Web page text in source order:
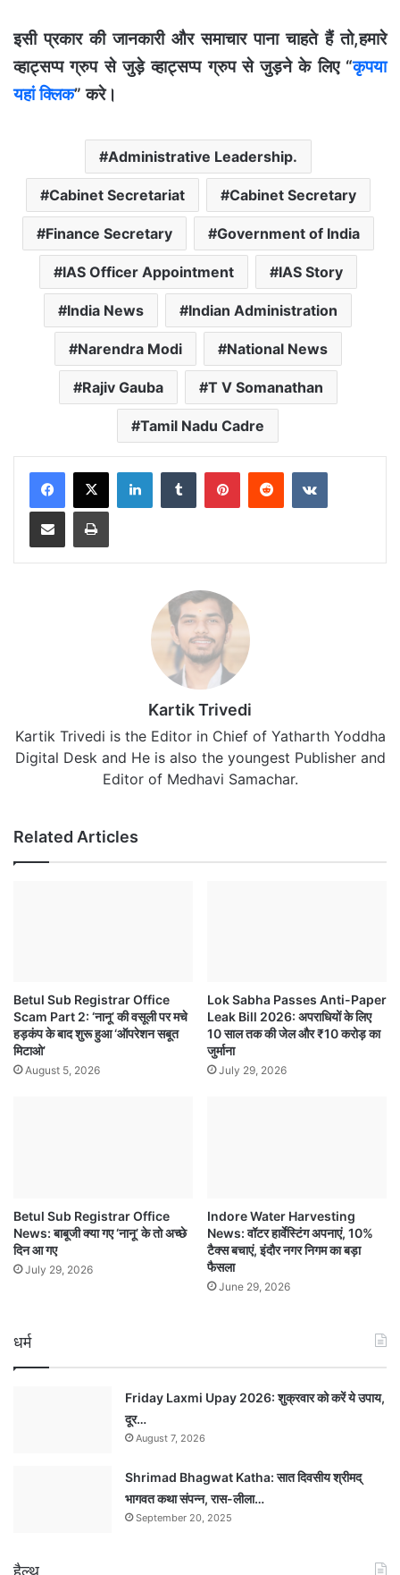
इसी प्रकार की जानकारी और समाचार पाना चाहते हैं तो,हमारे
व्हाट्सप्प ग्रुप से जुड़े व्हाट्सप्प ग्रुप से जुड़ने के लिए “कृपया
यहां क्लिक” करे।
Administrative Leadership.
Cabinet Secretariat Cabinet Secretary
Finance Secretary Government of India
IAS Officer Appointment IAS Story
India News Indian Administration
Narendra Modi National News
Rajiv Gauba T V Somanathan
Tamil Nadu Cadre
Kartik Trivedi
Kartik Trivedi is the Editor in Chief of Yatharth Yoddha
Digital Desk and He is also the youngest Publisher and
Editor of Medhavi Samachar.
Related Articles
Betul Sub Registrar Office
Scam Part 2: ‘नानू’ की वसूली पर मचे
हड़कंप के बाद शुरू हुआ ‘ऑपरेशन सबूत
मिटाओ’
August 5, 2026
Lok Sabha Passes Anti-Paper
Leak Bill 2026: अपराधियों के लिए
10 साल तक की जेल और ₹10 करोड़ का
जुर्माना
July 29, 2026
Betul Sub Registrar Office
News: बाबूजी क्या गए ‘नानू’ के तो अच्छे
दिन आ गए
July 29, 2026
Indore Water Harvesting
News: वॉटर हार्वेस्टिंग अपनाएं, 10%
टैक्स बचाएं, इंदौर नगर निगम का बड़ा
फैसला
June 29, 2026
धर्म
Friday Laxmi Upay 2026: शुक्रवार को करें ये उपाय,
दूर…
August 7, 2026
Shrimad Bhagwat Katha: सात दिवसीय श्रीमद्
भागवत कथा संपन्न, रास-लीला…
September 20, 2025
हैल्थ